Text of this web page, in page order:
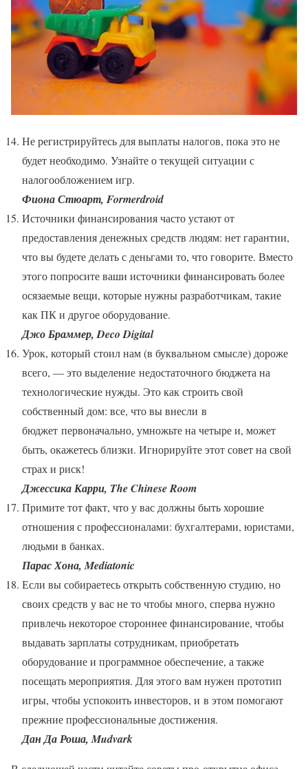
Не регистрируйтесь для выплаты налогов, пока это не
будет необходимо. Узнайте о текущей ситуации с
налогообложением игр.
Фиона Стюарт, Formerdroid
Источники финансирования часто устают от
предоставления денежных средств людям: нет гарантии,
что вы будете делать с деньгами то, что говорите. Вместо
этого попросите ваши источники финансировать более
осязаемые вещи, которые нужны разработчикам, такие
как ПК и другое оборудование.
Джо Браммер, Deco Digital
Урок, который стоил нам (в буквальном смысле) дороже
всего, — это выделение недостаточного бюджета на
технологические нужды. Это как строить свой
собственный дом: все, что вы внесли в
бюджет первоначально, умножьте на четыре и, может
быть, окажетесь близки. Игнорируйте этот совет на свой
страх и риск!
Джессика Карри, The Chinese Room
Примите тот факт, что у вас должны быть хорошие
отношения с профессионалами: бухгалтерами, юристами,
людьми в банках.
Парас Хона, Mediatonic
Если вы собираетесь открыть собственную студию, но
своих средств у вас не то чтобы много, сперва нужно
привлечь некоторое стороннее финансирование, чтобы
выдавать зарплаты сотрудникам, приобретать
оборудование и программное обеспечение, а также
посещать мероприятия. Для этого вам нужен прототип
игры, чтобы успокоить инвесторов, и в этом помогают
прежние профессиональные достижения.
Дан Да Роша, Mudvark